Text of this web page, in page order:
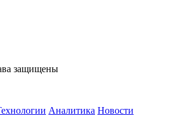
защищены
Аналитика Новости